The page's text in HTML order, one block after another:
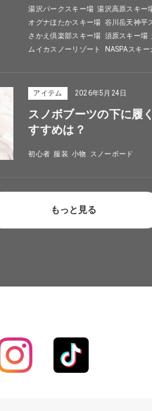
湯沢パークスキー場 湯沢高原スキー
オグナほたかスキー場 谷川岳天神平
さかえ倶楽部スキー場 須原スキー場
ムイカスノーリゾート
NASPAスキー
アイテム 2026年5月24日
スノボブーツの下に履
すすめは？
初心者 服装 小物 スノーボード
もっと見る